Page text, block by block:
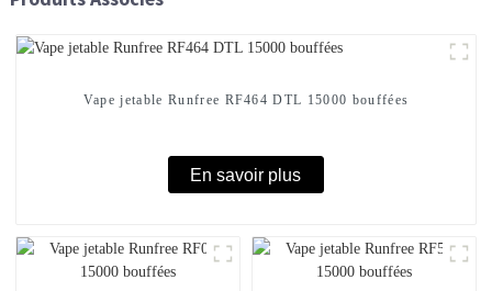
Vape jetable Runfree RF464 DTL 15000 bouffées
En savoir plus